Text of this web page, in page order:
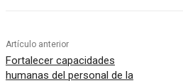
Artículo anterior
Fortalecer capacidades
humanas del personal de la